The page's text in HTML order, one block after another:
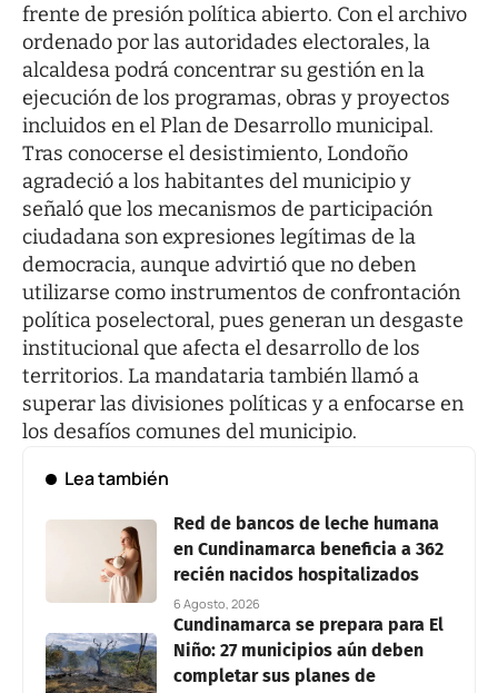
frente de presión política abierto. Con el archivo
ordenado por las autoridades electorales, la
alcaldesa podrá concentrar su gestión en la
ejecución de los programas, obras y proyectos
incluidos en el Plan de Desarrollo municipal.
Tras conocerse el desistimiento, Londoño
agradeció a los habitantes del municipio y
señaló que los mecanismos de participación
ciudadana son expresiones legítimas de la
democracia, aunque advirtió que no deben
utilizarse como instrumentos de confrontación
política poselectoral, pues generan un desgaste
institucional que afecta el desarrollo de los
territorios. La mandataria también llamó a
superar las divisiones políticas y a enfocarse en
los desafíos comunes del municipio.
Lea también
Red de bancos de leche humana
en Cundinamarca beneficia a 362
recién nacidos hospitalizados
6 Agosto, 2026
Cundinamarca se prepara para El
Niño: 27 municipios aún deben
completar sus planes de